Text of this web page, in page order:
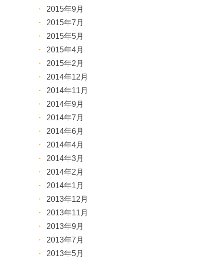
2015年9月
2015年7月
2015年5月
2015年4月
2015年2月
2014年12月
2014年11月
2014年9月
2014年7月
2014年6月
2014年4月
2014年3月
2014年2月
2014年1月
2013年12月
2013年11月
2013年9月
2013年7月
2013年5月